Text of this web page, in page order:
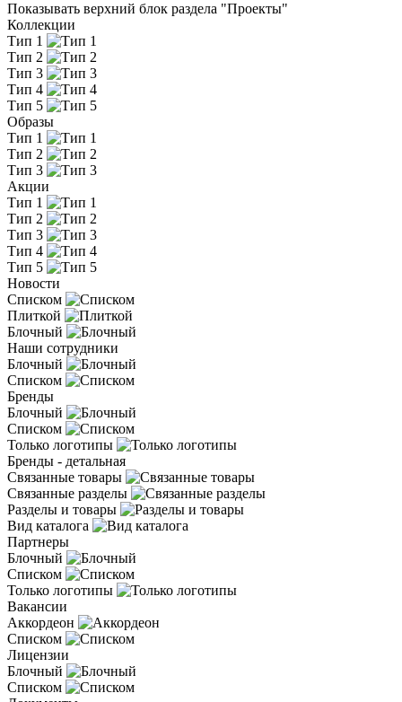
Показывать верхний блок раздела "Проекты"
Коллекции
Тип 1
Тип 2
Тип 3
Тип 4
Тип 5
Образы
Тип 1
Тип 2
Тип 3
Акции
Тип 1
Тип 2
Тип 3
Тип 4
Тип 5
Новости
Списком
Плиткой
Блочный
Наши сотрудники
Блочный
Списком
Бренды
Блочный
Списком
Только логотипы
Бренды - детальная
Связанные товары
Связанные разделы
Разделы и товары
Вид каталога
Партнеры
Блочный
Списком
Только логотипы
Вакансии
Аккордеон
Списком
Лицензии
Блочный
Списком